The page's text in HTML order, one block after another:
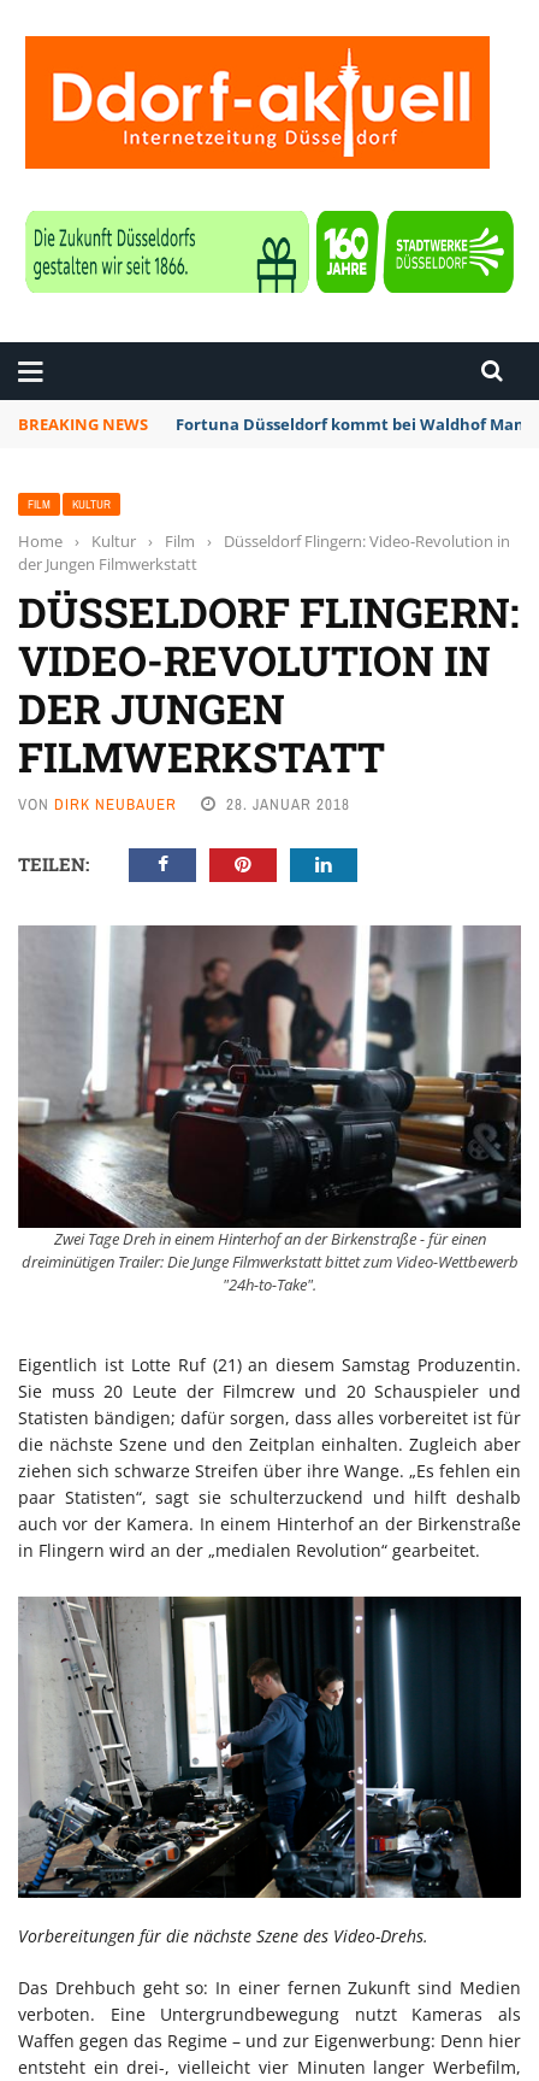
BREAKING NEWS Fortuna Düsseldorf kommt bei Waldhof
FILM KULTUR
Home › Kultur › Film ›
Düsseldorf Flingern: Video-Revolution in
der Jungen Filmwerkstatt
DÜSSELDORF FLINGERN:
VIDEO-REVOLUTION IN
DER JUNGEN
FILMWERKSTATT
VON DIRK NEUBAUER 28. JANUAR 2018
TEILEN:
Zwei Tage Dreh in einem Hinterhof an der Birkenstraße - für einen
dreiminütigen Trailer: Die Junge Filmwerkstatt bittet zum Video-Wettbewerb
"24h-to-Take".
Eigentlich ist Lotte Ruf (21) an diesem Samstag Produzentin.
Sie muss 20 Leute der Filmcrew und 20 Schauspieler und
Statisten bändigen; dafür sorgen, dass alles vorbereitet ist für
die nächste Szene und den Zeitplan einhalten. Zugleich aber
ziehen sich schwarze Streifen über ihre Wange. „Es fehlen ein
paar Statisten“, sagt sie schulterzuckend und hilft deshalb
auch vor der Kamera. In einem Hinterhof an der Birkenstraße
in Flingern wird an der „medialen Revolution“ gearbeitet.
Vorbereitungen für die nächste Szene des Video-Drehs.
Das Drehbuch geht so: In einer fernen Zukunft sind Medien
verboten. Eine Untergrundbewegung nutzt Kameras als
Waffen gegen das Regime – und zur Eigenwerbung: Denn hier
entsteht ein drei-, vielleicht vier Minuten langer Werbefilm,